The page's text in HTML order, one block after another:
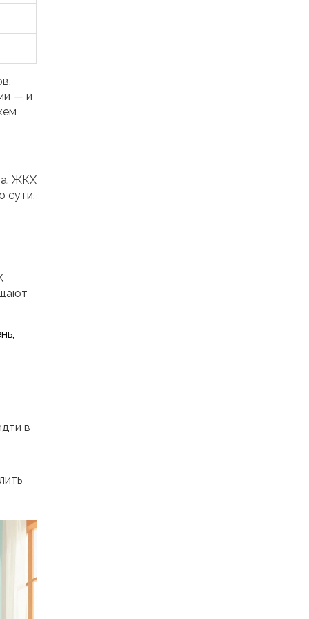
— и
ЖКХ
сути,
в